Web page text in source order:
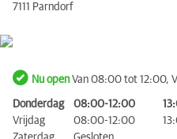
7111 Parndorf
Nu openVan 08:00 tot 12:00,
Donderdag 08:00-12:00
Vrijdag
08:00-12:00